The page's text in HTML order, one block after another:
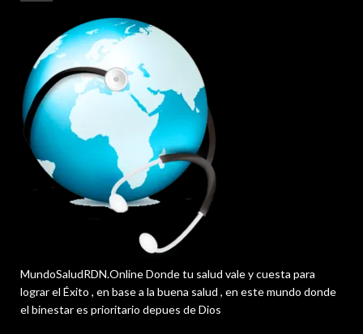
MundoSaludRDN.Online Donde tu salud vale y cuesta para
lograr el Éxito , en base a la buena salud , en este mundo donde
el binestar es prioritario depues de Dios